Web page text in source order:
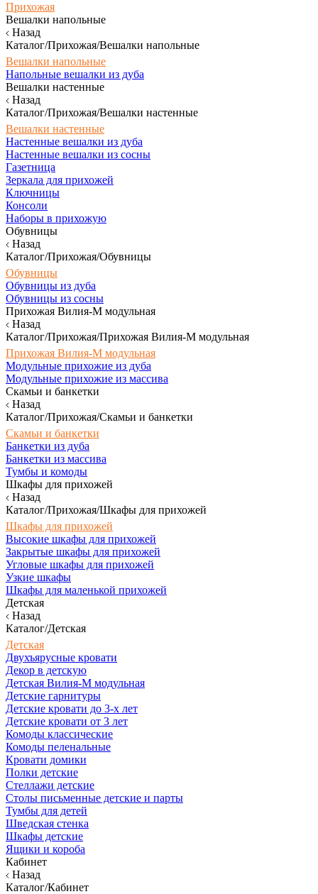
Прихожая
Вешалки напольные
Назад
Каталог/Прихожая/Вешалки напольные
Вешалки напольные
Напольные вешалки из дуба
Вешалки настенные
Назад
Каталог/Прихожая/Вешалки настенные
Вешалки настенные
Настенные вешалки из дуба
Настенные вешалки из сосны
Газетница
Зеркала для прихожей
Ключницы
Консоли
Наборы в прихожую
Обувницы
Назад
Каталог/Прихожая/Обувницы
Обувницы
Обувницы из дуба
Обувницы из сосны
Прихожая Вилия-М модульная
Назад
Каталог/Прихожая/Прихожая Вилия-М модульная
Прихожая Вилия-М модульная
Модульные прихожие из дуба
Модульные прихожие из массива
Скамьи и банкетки
Назад
Каталог/Прихожая/Скамьи и банкетки
Скамьи и банкетки
Банкетки из дуба
Банкетки из массива
Тумбы и комоды
Шкафы для прихожей
Назад
Каталог/Прихожая/Шкафы для прихожей
Шкафы для прихожей
Высокие шкафы для прихожей
Закрытые шкафы для прихожей
Угловые шкафы для прихожей
Узкие шкафы
Шкафы для маленькой прихожей
Детская
Назад
Каталог/Детская
Детская
Двухъярусные кровати
Декор в детскую
Детская Вилия-М модульная
Детские гарнитуры
Детские кровати до 3-х лет
Детские кровати от 3 лет
Комоды классические
Комоды пеленальные
Кровати домики
Полки детские
Стеллажи детские
Столы письменные детские и парты
Тумбы для детей
Шведская стенка
Шкафы детские
Ящики и короба
Кабинет
Назад
Каталог/Кабинет